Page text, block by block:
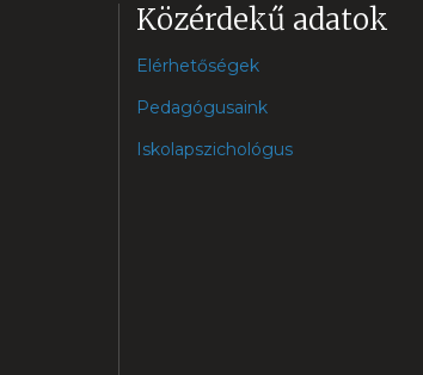
Közérdekű adatok
Elérhetőségek
Pedagógusaink
Iskolapszichológus